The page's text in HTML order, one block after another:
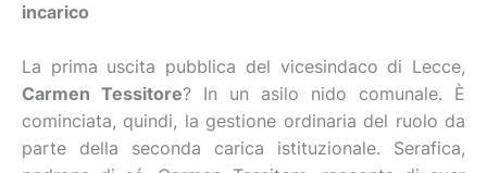
incarico
La prima uscita pubblica del vicesindaco di Lecce,
Carmen Tessitore? In un asilo nido comunale. È
cominciata, quindi, la gestione ordinaria del ruolo da
parte della seconda carica istituzionale. Serafica,